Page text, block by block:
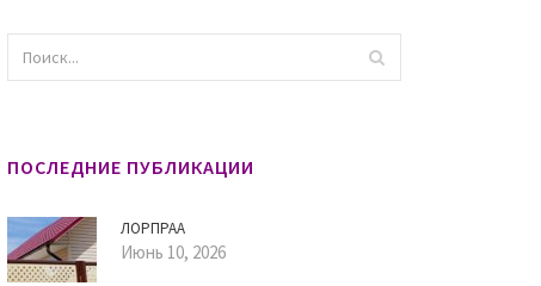
ПОСЛЕДНИЕ ПУБЛИКАЦИИ
ЛОРПРАА
Июнь 10, 2026